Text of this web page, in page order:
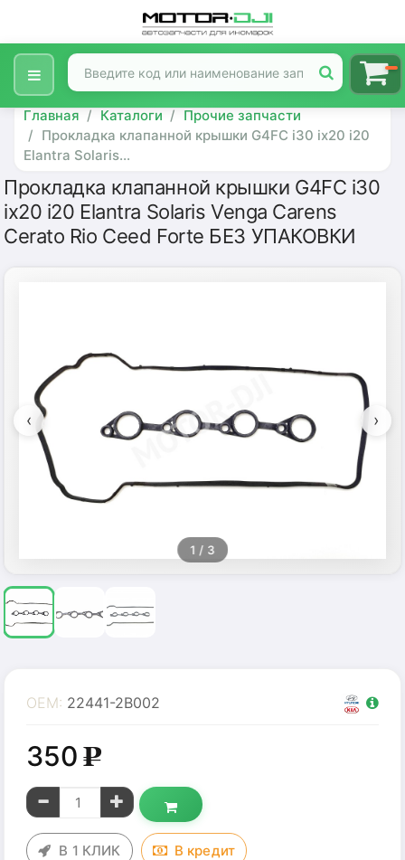
Главная Каталоги
Прочие запчасти
Прокладка клапанной крышки G4FC i30 ix20 i20
Elantra Solaris...
Прокладка клапанной крышки G4FC i30
ix20 i20 Elantra Solaris Venga Carens
Cerato Rio Ceed Forte БЕЗ УПАКОВКИ
1 / 3
‹ ›
OEM: 22441-2B002
350g
В 1 КЛИК В кредит